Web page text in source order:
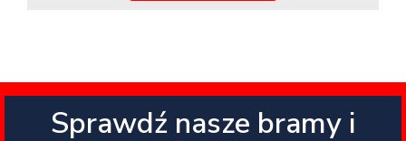
Sprawdź nasze bramy i